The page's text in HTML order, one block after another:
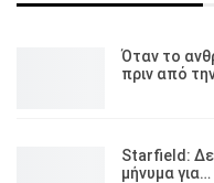
Όταν το
πριν από
Starfield:
μήνυμα για…